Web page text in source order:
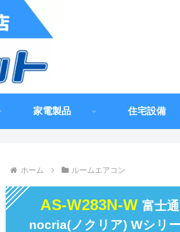
家電製品 住宅設備
ホーム ルームエアコン
AS-W283N-W富士
nocria(ノクリア) Wシリ